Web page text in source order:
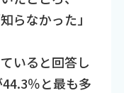
らなかった」
いると回答し
％と最も多